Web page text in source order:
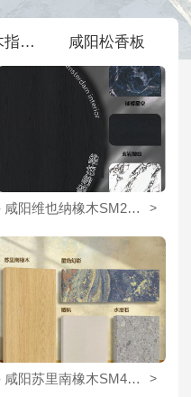
咸阳橡木指接板 咸阳松香板
- 咸阳维也纳橡木SM26068 >
- 咸阳苏里南橡木SM40213 >